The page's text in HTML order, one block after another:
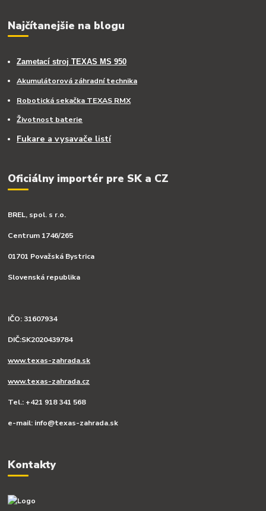
Najčítanejšie na blogu
Zametací stroj TEXAS MS 950
Akumulátorová záhradní technika
Robotická sekačka TEXAS RMX
Životnost baterie
Fukare a vysavače listí
Oficiálny importér pre SK a CZ
BREL, spol. s r.o.
Centrum 1746/265
01701 Považská Bystrica
Slovenská republika
IČO: 31607934
DIČ:SK2020439784
www.texas-zahrada.sk
www.texas-zahrada.cz
Tel.: +421 918 341 568
e-mail: info@texas-zahrada.sk
Kontakty